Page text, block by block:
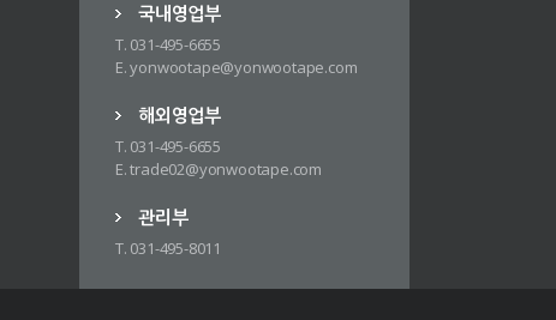
국내영업부
T. 031-495-6655
E. yonwootape@yonwootape.com
해외영업부
T. 031-495-6655
E. trade02@yonwootape.com
관리부
T. 031-495-8011